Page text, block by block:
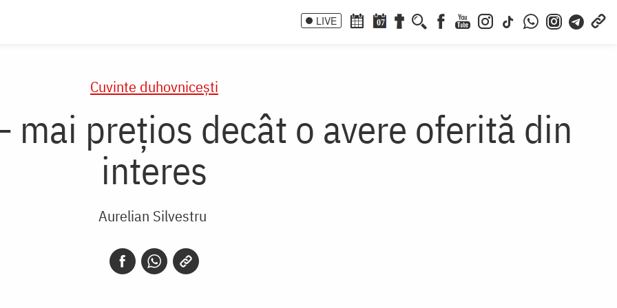
LIVE 07
Cuvinte duhovnicești
mai prețios decât o avere oferită din
interes
Aurelian Silvestru